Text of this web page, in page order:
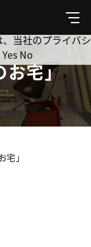
メ
ニ
ュ
宅」
」
てもよろしいです
重視しています。
当社のプライバシ
Yes No